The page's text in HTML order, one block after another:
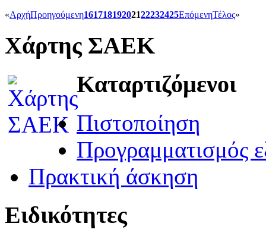
«ΑρχήΠροηγούμενη16171819202122232425ΕπόμενηΤέλος»
Χάρτης ΣΑΕΚ
Καταρτιζόμενοι
Πιστοποίηση
Προγραμματισμός
Πρακτική άσκηση
Ειδικότητες